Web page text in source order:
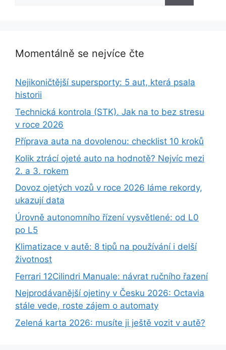
Momentálně se nejvíce čte
Nejikoničtější supersporty: 5 aut, která psala
historii
Technická kontrola (STK). Jak na to bez stresu
v roce 2026
Příprava auta na dovolenou: checklist 10 kroků
Kolik ztrácí ojeté auto na hodnotě? Nejvíc mezi
2. a 3. rokem
Dovoz ojetých vozů v roce 2026 láme rekordy,
ukazují data
Úrovně autonomního řízení vysvětlené: od L0
po L5
Klimatizace v autě: 8 tipů na používání i delší
životnost
Ferrari 12Cilindri Manuale: návrat ručního řazení
Nejprodávanější ojetiny v Česku 2026: Octavia
stále vede, roste zájem o automaty
Zelená karta 2026: musíte ji ještě vozit v autě?